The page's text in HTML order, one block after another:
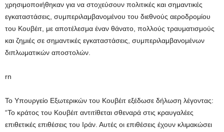
χρησιμοποιήθηκαν για να στοχεύσουν πολιτικές και σημαντικές
εγκαταστάσεις, συμπεριλαμβανομένου του διεθνούς αεροδρομίου
του Κουβέιτ, με αποτέλεσμα έναν θάνατο, πολλούς τραυματισμούς
και ζημιές σε σημαντικές εγκαταστάσεις, συμπεριλαμβανομένων
διπλωματικών αποστολών.
rn
Το Υπουργείο Εξωτερικών του Κουβέιτ εξέδωσε δήλωση λέγοντας:
“Το κράτος του Κουβέιτ αντιτίθεται σθεναρά στις κραυγαλέες
επιθετικές επιθέσεις του Ιράν. Αυτές οι επιθέσεις έχουν κλιμακώσει